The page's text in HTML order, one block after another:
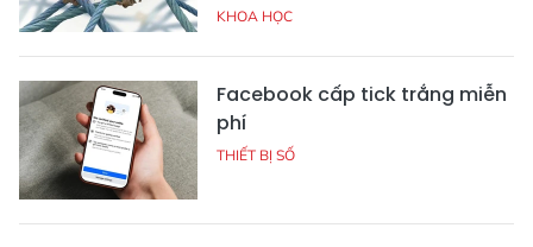
KHOA HỌC
Facebook cấp tick trắng miễn
phí
THIẾT BỊ SỐ